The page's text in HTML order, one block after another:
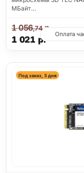
МБайт…
1 021 р.
1 056,74р.
Оплата
Под заказ, 3 дня